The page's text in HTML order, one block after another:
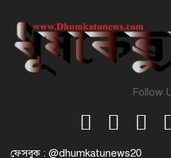
Follow
ফেসবুক : @dhumkatunews20